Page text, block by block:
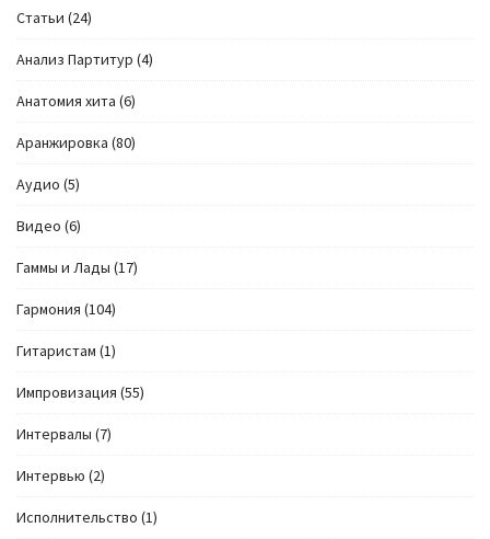
Cтатьи (24)
Анализ Партитур (4)
Анатомия хита (6)
Аранжировка (80)
Аудио (5)
Видео (6)
Гаммы и Лады (17)
Гармония (104)
Гитаристам (1)
Импровизация (55)
Интервалы (7)
Интервью (2)
Исполнительство (1)